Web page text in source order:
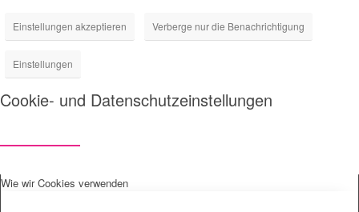
Einstellungen akzeptieren Verberge nur die Benachrichtigung
Einstellungen
Cookie- und Datenschutzeinstellungen
Wie wir Cookies verwenden